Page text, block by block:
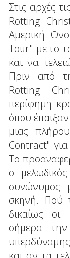
Στις αρχές
Rotting
Αμερική.
Tour" με το
και να
Πριν από
Rotting
περίφημη
όπου
μιας
Contract"
Το
ο
συνώνυμος
σκηνή. Πού
δικαίως οι
σήμερα